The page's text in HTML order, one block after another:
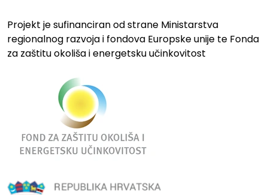
Projekt je sufinanciran od strane Ministarstva
regionalnog razvoja i fondova Europske unije te Fonda
za zaštitu okoliša i energetsku učinkovitost